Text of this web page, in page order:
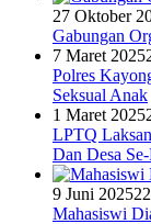
27 Oktober
Gabungan
7 Maret 2025
Polres
Seksual Anak
1 Maret 2025
LPTQ
Dan Desa
9 Juni 2025
Mahasiswi